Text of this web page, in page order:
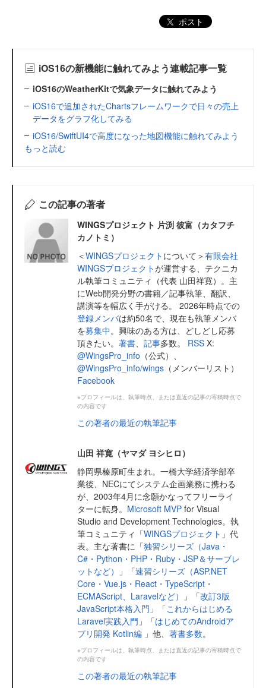
ポスト
iOS16の新機能に触れてみよう連載記事一覧
iOS16のWeatherKitで気象データに触れてみよう
iOS16で追加されたChartsフレームワークで日々の売上
データをグラフ化してみる
iOS16/SwiftUI4で高度になった地図機能に触れてみよう
もっと読む
この記事の著者
WINGSプロジェクト 片渕 彼富（カタフチ
カノトミ）
＜WINGSプロジェクト について＞有限会社
WINGSプロジェクトが運営する、テクニカ
ル執筆コミュニティ（代表 山田祥寛）。主
にWeb開発分野の書籍／記事執筆、翻訳、
講演等を幅広く手がける。 2026年時点での
登録メンバは約50名で、現在も執筆メンバ
を募集中。興味のある方は、どしどし応募
頂きたい。 著書 記事多数。 RSS X:
@WingsPro_info （公式）、
@WingsPro_info/wings （メンバーリスト）
Facebook
※プロフィールは、執筆時点、または直近の記事の寄稿時点で
の内容です
この著者の最近の執筆記事
山田 祥寛（ヤマダ ヨシヒロ）
静岡県榛原町生まれ。一橋大学経済学部卒
業後、NECにてシステム企画業務に携わる
が、2003年4月に念願かなってフリーライ
ターに転身。 Microsoft MVP for Visual
Studio and Development Technologies。執
筆コミュニティ「WINGSプロジェクト 」代
表。主な著書に「独習シリーズ（Java・
C#・Python・PHP・Ruby・JSP＆サーブレ
ットなど）
」「速習シリーズ（ASP.NET
Core・Vue.js・React・TypeScript・
ECMAScript、Laravelなど）
」「改訂3版
JavaScript本格入門 」「これからはじめる
Laravel実践入門 」「はじめてのAndroidア
プリ開発 Kotlin編 」他、 著書多数。
※プロフィールは、執筆時点、または直近の記事の寄稿時点で
の内容です
この著者の最近の執筆記事